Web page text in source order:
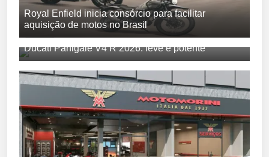
Royal Enfield inicia consórcio para facilitar
aquisição de motos no Brasil
Ducati Panigale V4 R 2026: leve e potente